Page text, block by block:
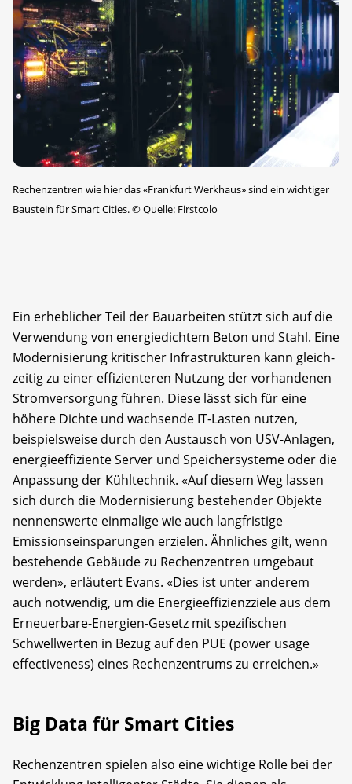
Rechenzentren wie hier das «Frankfurt Werkhaus» sind ein wichtiger
Baustein für Smart Cities.©Quelle: Firstcolo
Ein erheblicher Teil der Bauarbeiten stützt sich auf die
Verwendung von energiedichtem Beton und Stahl. Eine
Modernisierung kritischer Infrastrukturen kann gleich­
zeitig zu einer effizienteren Nutzung der vorhandenen
Stromversorgung führen. Diese lässt sich für eine
höhere Dichte und wachsende IT-Lasten nutzen,
beispielsweise durch den Austausch von USV-Anlagen,
energieeffiziente Server und Speichersysteme oder die
Anpassung der Kühltechnik. «Auf diesem Weg lassen
sich durch die Moder­nisierung bestehender Objekte
nennenswerte einmalige wie auch langfristige
Emissionseinsparungen erzielen. Ähnliches gilt, wenn
bestehende Gebäude zu Rechenzentren umgebaut
werden», erläutert Evans. «Dies ist unter anderem
auch notwendig, um die Energieeffizienzziele aus dem
Erneuerbare-Energien-Gesetz mit spezifischen
Schwellwerten in Bezug auf den PUE (power usage
effectiveness) eines Rechenzentrums zu erreichen.»
Big Data für Smart Cities
Rechenzentren spielen also eine wichtige Rolle bei der